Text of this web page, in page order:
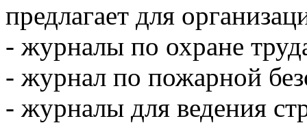
предлагает для
- журналы по охране
- журнал по пожарной
- журналы для ведения